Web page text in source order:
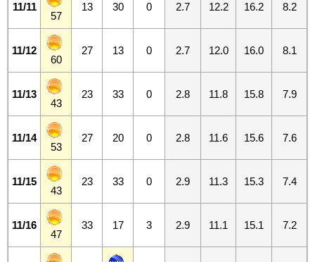
11/11
57
13 30 0 2.7 12.2 16.2 8.2
11/12
60
27 13 0 2.7 12.0 16.0 8.1
11/13
43
23 33 0 2.8 11.8 15.8 7.9
11/14
53
27 20 0 2.8 11.6 15.6 7.6
11/15
43
23 33 0 2.9 11.3 15.3 7.4
11/16
47
33 17 3 2.9 11.1 15.1 7.2